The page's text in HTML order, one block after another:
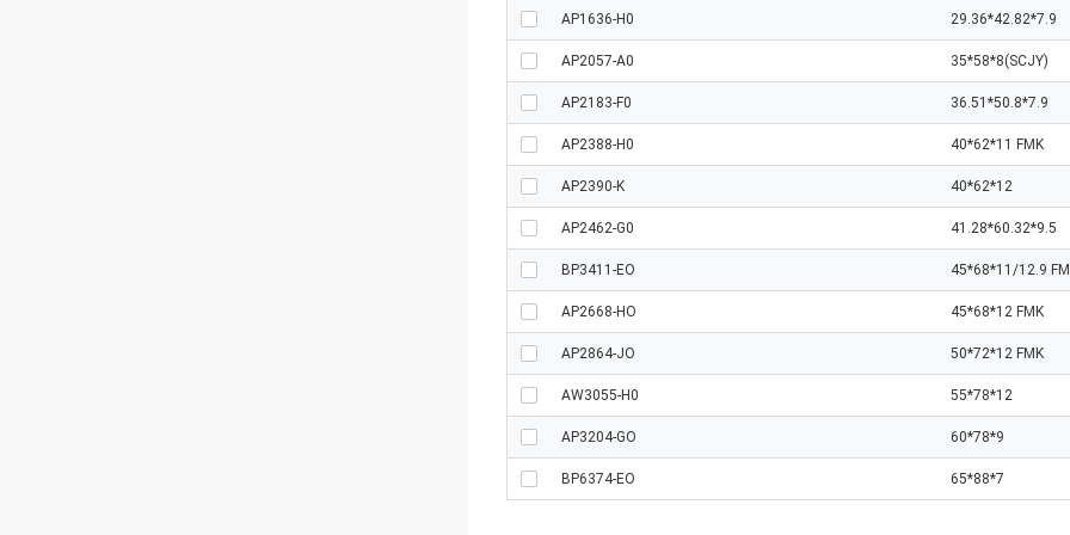
AP1636-H0 29.36*42.82*7.9
AP2057-A0 35*58*8(SCJY)
AP2183-F0 36.51*50.8*7.9
AP2388-H0 40*62*11 FMK
AP2390-K 40*62*12
AP2462-G0 41.28*60.32*9.5
BP3411-EO 45*68*11/12.9
AP2668-HO 45*68*12 FMK
AP2864-JO 50*72*12 FMK
AW3055-H0 55*78*12
AP3204-GO 60*78*9
BP6374-EO 65*88*7